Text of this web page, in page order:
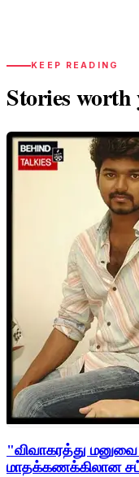
KEEP READING
Stories
"விவாகரத்து மனுவை
மாதக்கணக்கிலான